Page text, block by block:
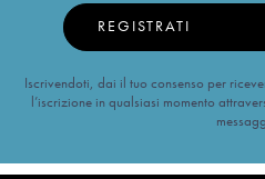
REGISTRATI
Iscrivendoti, dai il tuo consenso per
l’iscrizione in qualsiasi momento